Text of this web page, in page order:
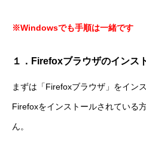
※Windowsでも手順は一緒です
１．Firefoxブラウザのインス
まずは「Firefoxブラウザ」をイン
Firefoxをインストールされている
ん。